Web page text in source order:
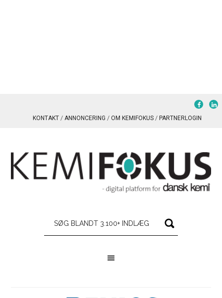
KONTAKT ANNONCERING OM KEMIFOKUS PARTNERLOGIN